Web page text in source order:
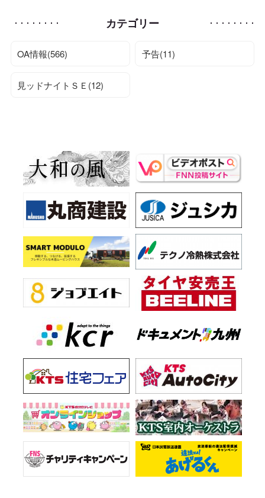
カテゴリー
OA情報(566) 予告(11)
見ッドナイトＳＥ(12)